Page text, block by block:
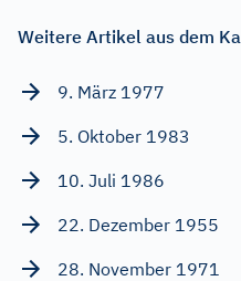
Weitere Artikel aus dem
9. März 1977
5. Oktober 1983
10. Juli 1986
22. Dezember 1955
28. November 1971